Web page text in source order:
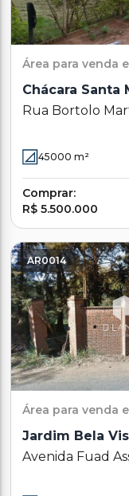
Área para venda
Chácara Santa
Rua Bortolo
45000 m²
Comprar:
R$ 5.500.000
AR0014
Área para venda
Jardim Bela
Avenida Fuad